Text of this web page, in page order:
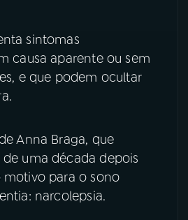
sintomas
causa aparente ou sem
e que podem ocultar
Anna Braga, que
uma década depois
motivo para o sono
narcolepsia.